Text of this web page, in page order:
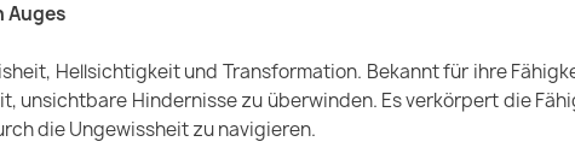
Auges
Hellsichtigkeit und Transformation. Bekannt für ihre
unsichtbare Hindernisse zu überwinden. Es verkörpert die
die Ungewissheit zu navigieren.